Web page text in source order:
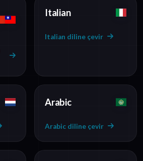
Italian
Italian diline çevir
Arabic
Arabic diline çevir